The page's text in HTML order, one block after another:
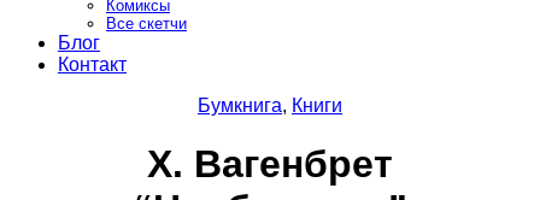
Комиксы
Все скетчи
Блог
Контакт
Бумкнига, Книги
Х. Вагенбрет